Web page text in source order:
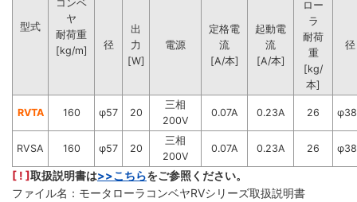
型式
コンベ
ヤ
耐荷重
[kg/m]
径
出
力
[W]
電源
定格電
流
[A/本]
起動電
流
[A/本]
ロー
ラ
耐荷
重
[kg/
本]
径
RVTA 160 φ57 20
三相
200V
0.07A 0.23A 26
RVSA 160 φ57 20
三相
200V
0.07A 0.23A 26
[ ! ]取扱説明書は>>こちらをご参照ください。
ファイル名：モータローラコンベヤRVシリーズ取扱説明書